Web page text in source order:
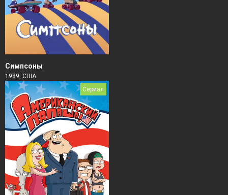
Симпсоны
1989, США
Сериал